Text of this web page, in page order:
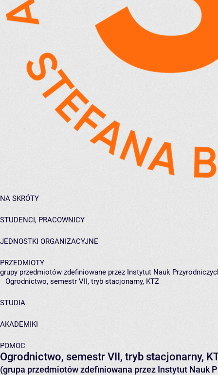
NA SKRÓTY
STUDENCI, PRACOWNICY
JEDNOSTKI ORGANIZACYJNE
PRZEDMIOTY
grupy przedmiotów zdefiniowane przez Instytut Nauk
Ogrodnictwo, semestr VII, tryb stacjonarny, KTZ
STUDIA
AKADEMIKI
POMOC
Ogrodnictwo, semestr VII, tryb stacjonarny,
(grupa przedmiotów zdefiniowana przez Instytut Nauk